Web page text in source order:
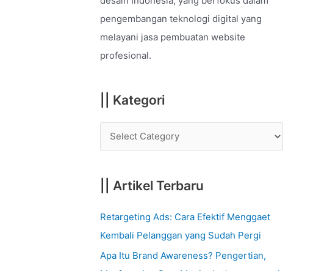
o
r
:
pengembangan teknologi digital yang
melayani jasa pembuatan website
profesional.
|| Kategori
|| Artikel Terbaru
Retargeting Ads: Cara Efektif Menggaet
Kembali Pelanggan yang Sudah Pergi
Apa Itu Brand Awareness? Pengertian,